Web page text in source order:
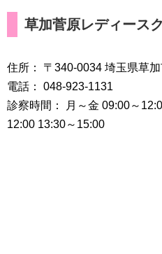
草加菅原レディース
住所： 〒340-0034 埼玉県草
電話： 048-923-1131
診察時間： 月～金 09:00～
12:00 13:30～15:00